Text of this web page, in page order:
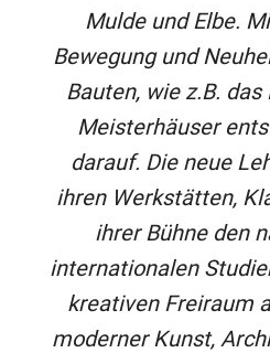
Mulde und Elbe.
Bewegung und
Bauten, wie z.B.
Meisterhäuser
darauf. Die neue
ihren Werkstätten,
ihrer Bühne den
internationalen
kreativen Freiraum
moderner Kunst,